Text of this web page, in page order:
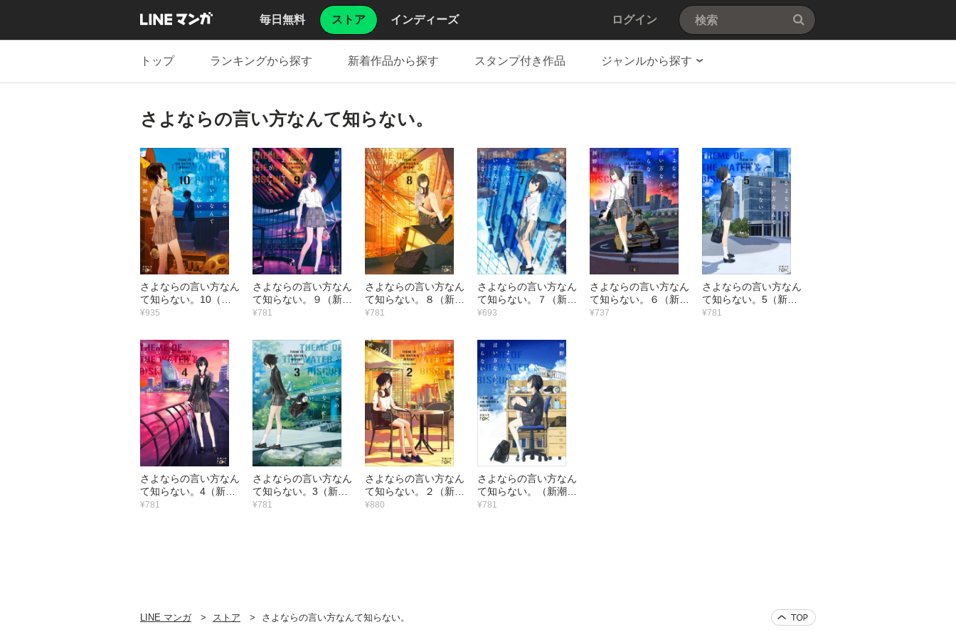
毎日無料 ストア インディーズ ログイン
トップ ランキングから探す 新着作品から探す スタンプ付き作品 ジャンルから探す
さよならの言い方なんて知らない。
さよならの言い方なん
て知らない。10（新
潮文庫nex）
¥935
さよならの言い方なん
て知らない。９（新潮
文庫nex）
¥781
さよならの言い方なん
て知らない。８（新潮
文庫nex）
¥781
さよならの言い方なん
て知らない。７（新潮
文庫nex）
¥693
さよならの言い方なん
て知らない。６（新潮
文庫nex）
¥737
さよならの言い方なん
て知らない。5（新潮
文庫nex）
¥781
さよならの言い方なん
て知らない。4（新潮
文庫nex）
¥781
さよならの言い方なん
て知らない。3（新潮
文庫nex）
¥781
さよならの言い方なん
て知らない。２（新潮
文庫nex）
¥880
さよならの言い方なん
て知らない。（新潮文
庫nex）
¥781
LINE マンガ ストア さよならの言い方なんて知らない。